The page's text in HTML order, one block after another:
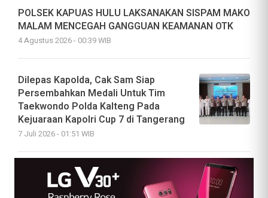
POLSEK KAPUAS HULU LAKSANAKAN SISPAM MAKO
MALAM MENCEGAH GANGGUAN KEAMANAN OTK
4 Agustus 2026 - 00:39 WIB
Dilepas Kapolda, Cak Sam Siap
Persembahkan Medali Untuk Tim
Taekwondo Polda Kalteng Pada
Kejuaraan Kapolri Cup 7 di Tangerang
7 Juli 2026 - 01:51 WIB